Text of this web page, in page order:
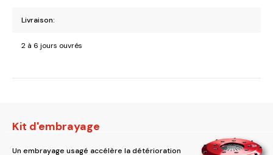
Livraison:
2 à 6 jours ouvrés
Kit d'embrayage
Un embrayage usagé accélère la détérioration